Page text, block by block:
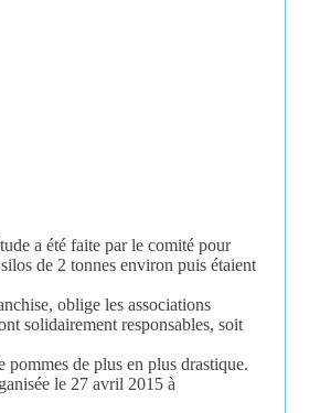
a été faite par le comité pour
de 2 tonnes environ puis étaient
oblige les associations
solidairement responsables, soit
pommes de plus en plus drastique.
le 27 avril 2015 à